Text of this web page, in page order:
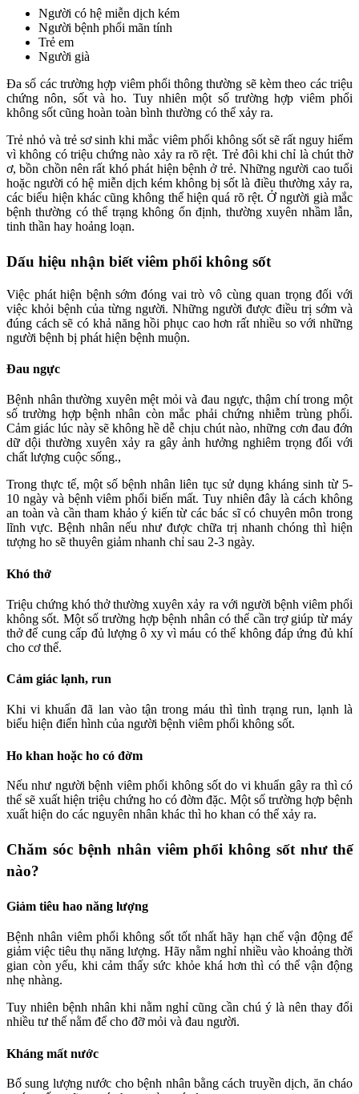
Người có hệ miễn dịch kém
Người bệnh phổi mãn tính
Trẻ em
Người già
Đa số các trường hợp viêm phổi thông thường sẽ kèm theo các triệu
chứng nôn, sốt và ho. Tuy nhiên một số trường hợp viêm phổi
không sốt cũng hoàn toàn bình thường có thể xảy ra.
Trẻ nhỏ và trẻ sơ sinh khi mắc viêm phổi không sốt sẽ rất nguy hiểm
vì không có triệu chứng nào xảy ra rõ rệt. Trẻ đôi khi chỉ là chút thờ
ơ, bồn chồn nên rất khó phát hiện bệnh ở trẻ. Những người cao tuổi
hoặc người có hệ miễn dịch kém không bị sốt là điều thường xảy ra,
các biểu hiện khác cũng không thể hiện quá rõ rệt. Ở người già mắc
bệnh thường có thể trạng không ổn định, thường xuyên nhầm lẫn,
tinh thần hay hoảng loạn.
Dấu hiệu nhận biết viêm phổi không sốt
Việc phát hiện bệnh sớm đóng vai trò vô cùng quan trọng đối với
việc khỏi bệnh của từng người. Những người được điều trị sớm và
đúng cách sẽ có khả năng hồi phục cao hơn rất nhiều so với những
người bệnh bị phát hiện bệnh muộn.
Đau ngực
Bệnh nhân thường xuyên mệt mỏi và đau ngực, thậm chí trong một
số trường hợp bệnh nhân còn mắc phải chứng nhiễm trùng phổi.
Cảm giác lúc này sẽ không hề dễ chịu chút nào, những cơn đau đớn
dữ dội thường xuyên xảy ra gây ảnh hưởng nghiêm trọng đối với
chất lượng cuộc sống.,
Trong thực tế, một số bệnh nhân liên tục sử dụng kháng sinh từ 5-
10 ngày và bệnh viêm phổi biến mất. Tuy nhiên đây là cách không
an toàn và cần tham khảo ý kiến từ các bác sĩ có chuyên môn trong
lĩnh vực. Bệnh nhân nếu như được chữa trị nhanh chóng thì hiện
tượng ho sẽ thuyên giảm nhanh chỉ sau 2-3 ngày.
Khó thở
Triệu chứng khó thở thường xuyên xảy ra với người bệnh viêm phổi
không sốt. Một số trường hợp bệnh nhân có thể cần trợ giúp từ máy
thở để cung cấp đủ lượng ô xy vì máu có thể không đáp ứng đủ khí
cho cơ thể.
Cảm giác lạnh, run
Khi vi khuẩn đã lan vào tận trong máu thì tình trạng run, lạnh là
biểu hiện điển hình của người bệnh viêm phổi không sốt.
Ho khan hoặc ho có đờm
Nếu như người bệnh viêm phổi không sốt do vi khuẩn gây ra thì có
thể sẽ xuất hiện triệu chứng ho có đờm đặc. Một số trường hợp bệnh
xuất hiện do các nguyên nhân khác thì ho khan có thể xảy ra.
Chăm sóc bệnh nhân viêm phổi không sốt như thế
nào?
Giảm tiêu hao năng lượng
Bệnh nhân viêm phổi không sốt tốt nhất hãy hạn chế vận động để
giảm việc tiêu thụ năng lượng. Hãy nằm nghỉ nhiều vào khoảng thời
gian còn yếu, khi cảm thấy sức khỏe khá hơn thì có thể vận động
nhẹ nhàng.
Tuy nhiên bệnh nhân khi nằm nghỉ cũng cần chú ý là nên thay đổi
nhiều tư thế nằm để cho đỡ mỏi và đau người.
Kháng mất nước
Bổ sung lượng nước cho bệnh nhân bằng cách truyền dịch, ăn cháo